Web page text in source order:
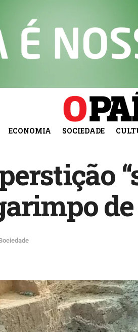
ECONOMIA SOCIEDADE